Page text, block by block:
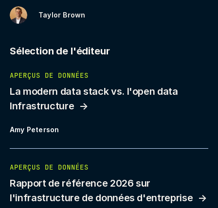
Taylor Brown
Sélection de l'éditeur
APERÇUS DE DONNÉES
La modern data stack vs. l'open data
Infrastructure
Amy Peterson
APERÇUS DE DONNÉES
Rapport de référence 2026 sur
l'infrastructure de données d'entreprise